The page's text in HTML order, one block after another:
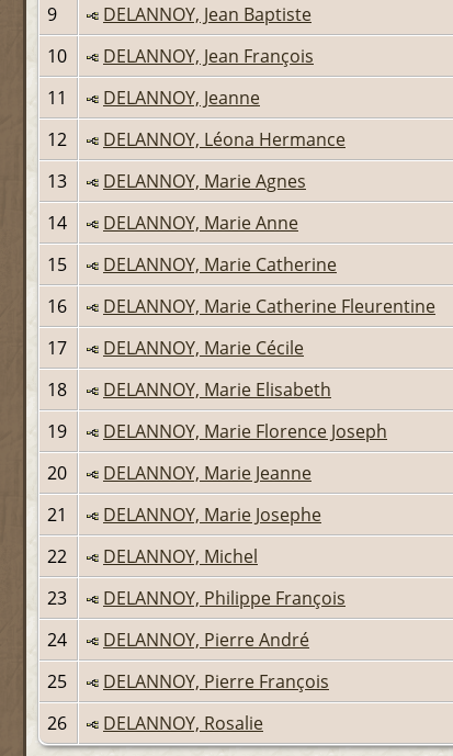
9
DELANNOY, Jean Baptiste
10
DELANNOY, Jean François
11
DELANNOY, Jeanne
12
DELANNOY, Léona Hermance
13
DELANNOY, Marie Agnes
14
DELANNOY, Marie Anne
15
DELANNOY, Marie Catherine
16
DELANNOY, Marie Catherine Fleurentine
17
DELANNOY, Marie Cécile
18
DELANNOY, Marie Elisabeth
19
DELANNOY, Marie Florence Joseph
20
DELANNOY, Marie Jeanne
21
DELANNOY, Marie Josephe
22
DELANNOY, Michel
23
DELANNOY, Philippe François
24
DELANNOY, Pierre André
25
DELANNOY, Pierre François
26
DELANNOY, Rosalie